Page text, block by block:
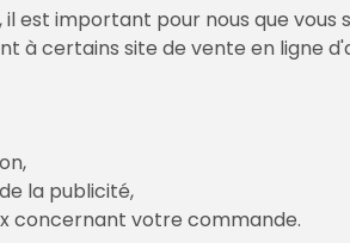
important pour nous que vous
à certains site de vente en ligne
la publicité,
concernant votre commande.
Un Air De Fetes